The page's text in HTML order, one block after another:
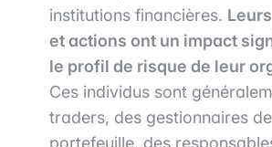
institutions financières.
et actions ont un impact
le profil de risque de leur
Ces individus sont
traders, des gestionnaires de
portefeuille, des